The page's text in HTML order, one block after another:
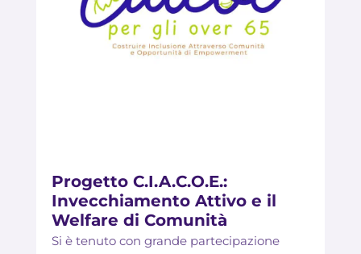
Progetto C.I.A.C.O.E.:
Invecchiamento Attivo e il
Welfare di Comunità
Si è tenuto con grande partecipazione